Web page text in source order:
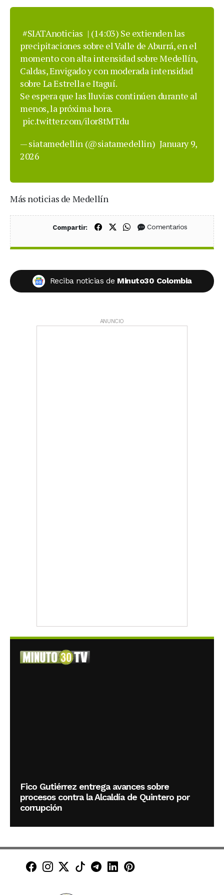
#SIATAnoticias | (14:03)️ Se extienden las
precipitaciones sobre el Valle de Aburrá, en el
momento con alta intensidad sobre Medellín,
Caldas, Envigado y con moderada intensidad
sobre La Estrella e Itaguí.
Se espera que las lluvias continúen durante al
menos, la próxima hora.
pic.twitter.com/ilor8tMTdu
— siatamedellin (@siatamedellin) January 9,
2026
Más noticias de Medellín
Compartir: Compartir en Facebook
Compartir en X (Twitter)
Compartir en WhatsApp
Comentarios
Reciba noticias de Minuto30 Colombia
ANUNCIO
Fico Gutiérrez entrega avances sobre
procesos contra la Alcaldía de Quintero por
corrupción
Minuto30 en Facebook
Minuto30 en Instagram
Minuto30 en X (Twitter)
Minuto30 en TikTok
Canal de Minuto30 en
Minuto30 en LinkedIn
Minuto30 en